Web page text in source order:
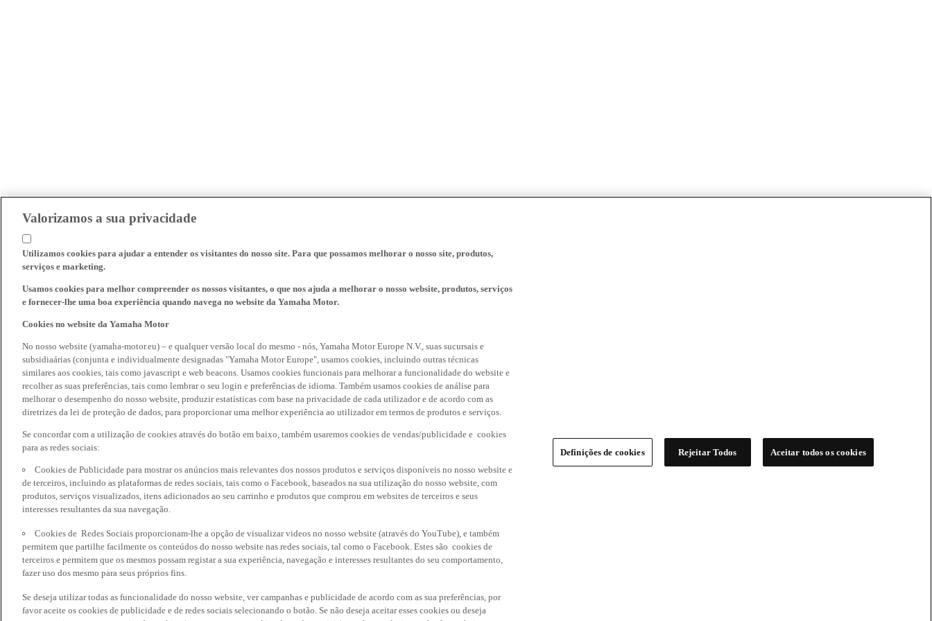
Valorizamos a sua privacidade
Utilizamos cookies para ajudar a entender os visitantes do nosso site. Para que possamos melhorar o nosso site, produtos,
serviços e marketing.
Usamos cookies para melhor compreender os nossos visitantes, o que nos ajuda a melhorar o nosso website, produtos, serviços
e fornecer-lhe uma boa experiência quando navega no website da Yamaha Motor.
Cookies no website da Yamaha Motor
No nosso website (yamaha-motor.eu) – e qualquer versão local do mesmo - nós, Yamaha Motor Europe N.V., suas sucursais e
subsidiaárias (conjunta e individualmente designadas "Yamaha Motor Europe", usamos cookies, incluindo outras técnicas
similares aos cookies, tais como javascript e web beacons. Usamos cookies funcionais para melhorar a funcionalidade do website e
recolher as suas preferências, tais como lembrar o seu login e preferências de idioma. Também usamos cookies de análise para
melhorar o desempenho do nosso website, produzir estatísticas com base na privacidade de cada utilizador e de acordo com as
diretrizes da lei de proteção de dados, para proporcionar uma melhor experiência ao utilizador em termos de produtos e serviços.
Se concordar com a utilização de cookies através do botão em baixo, também usaremos cookies de vendas/publicidade e cookies
para as redes sociais:
Cookies de Publicidade para mostrar os anúncios mais relevantes dos nossos produtos e serviços disponíveis no nosso website e
de terceiros, incluindo as plataformas de redes sociais, tais como o Facebook, baseados na sua utilização do nosso website, com
produtos, serviços visualizados, itens adicionados ao seu carrinho e produtos que comprou em websites de terceiros e seus
interesses resultantes da sua navegação.
Cookies de Redes Sociais proporcionam-lhe a opção de visualizar videos no nosso website (através do YouTube), e também
permitem que partilhe facilmente os conteúdos do nosso website nas redes sociais, tal como o Facebook. Estes são cookies de
terceiros e permitem que os mesmos possam registar a sua experiência, navegação e interesses resultantes do seu comportamento,
fazer uso dos mesmo para seus próprios fins.
Se deseja utilizar todas as funcionalidade do nosso website, ver campanhas e publicidade de acordo com as sua preferências, por
favor aceite os cookies de publicidade e de redes sociais selecionando o botão. Se não deseja aceitar esses cookies ou deseja
Definições de cookies Rejeitar Todos Aceitar todos os cookies